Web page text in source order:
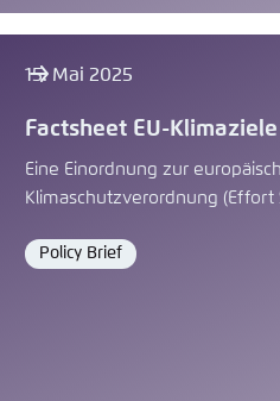
15. Mai 2025
Factsheet EU-Klimaziele
Eine Einordnung zur
Klimaschutzverordnung (Effort
Format
Policy Brief